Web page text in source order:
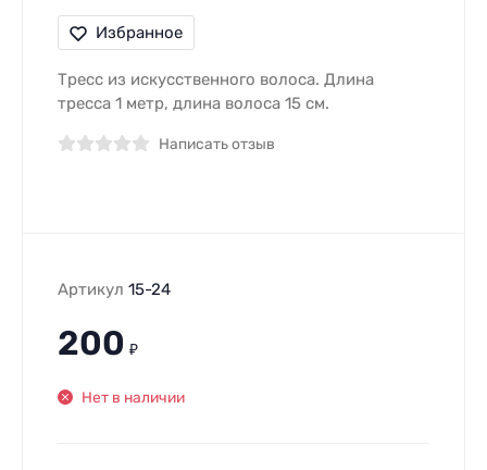
Избранное
Тресс из искусственного волоса. Длина
тресса 1 метр, длина волоса 15 см.
Написать отзыв
Артикул 15-24
200 ₽
Нет в наличии